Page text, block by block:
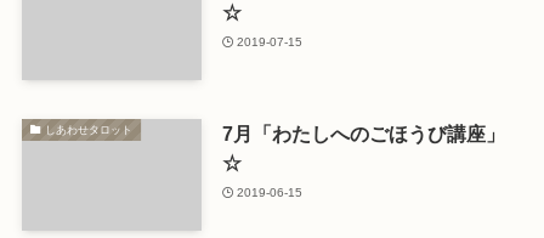
☆
2019-07-15
しあわせタロット
7月「わたしへのごほうび講座」
☆
2019-06-15